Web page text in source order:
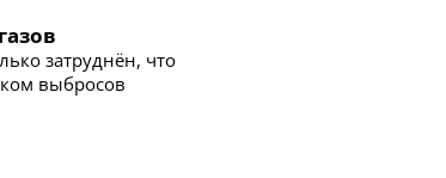
затруднён, что
выбросов